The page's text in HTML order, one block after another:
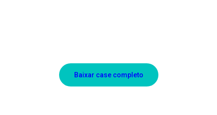
Baixar case completo